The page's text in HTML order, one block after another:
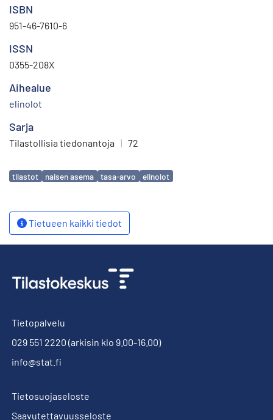
ISBN
951-46-7610-6
ISSN
0355-208X
Aihealue
elinolot
Sarja
Tilastollisia tiedonantoja | 72
Avainsanat
tilastot naisen asema tasa-arvo elinolot
Tietueen kaikki tiedot
Tietopalvelu
029 551 2220 (arkisin klo 9.00-16.00)
info@stat.fi
Tietosuojaseloste
Saavutettavuusseloste